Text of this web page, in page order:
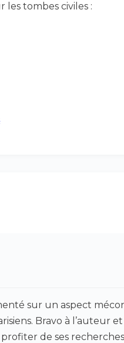
tombes civiles :
sur un aspect
Bravo à l’auteur et
de ses